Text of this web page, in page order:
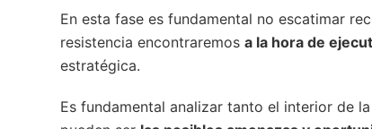
En esta fase es fundamental no escatimar
resistencia encontraremosa la hora de
estratégica.
Es fundamental analizar tanto el interior de